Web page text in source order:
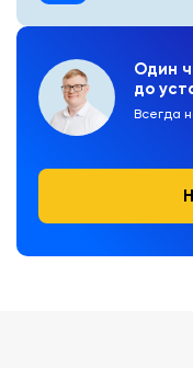
Один
до
Всегда